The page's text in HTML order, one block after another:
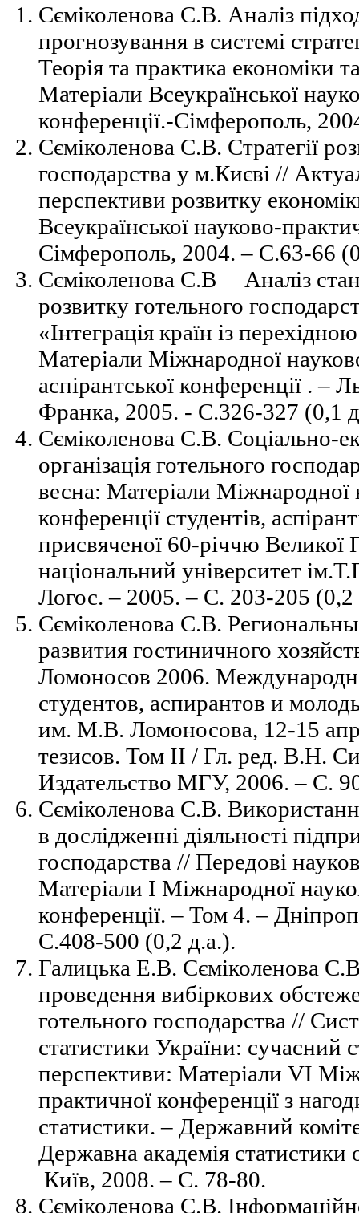
Сєміколенова С.В. Аналіз
прогнозування в системі
Теорія та практика економіки
Матеріали Всеукраїнської
конференції.-Сімферополь,
Сєміколенова С.В. Стратегії
господарства у м.Києві //
перспективи розвитку
Всеукраїнської науково-
Сімферополь, 2004. – С.63-66
Сєміколенова С.В Аналіз
розвитку готельного
«Інтеграція країн із
Матеріали Міжнародної
аспірантської конференції . –
Франка, 2005. - С.326-327 (0,1
Сєміколенова С.В. Соціально-
організація готельного
весна: Матеріали Міжнародної
конференції студентів,
присвяченої 60-річчю Великої
національний університет
Логос. – 2005. – С. 203-205 (0,2
Сєміколенова С.В.
развития гостиничного
Ломоносов 2006.
студентов, аспирантов и
им. М.В. Ломоносова, 12-15
тезисов. Том ІІ / Гл. ред. В.Н.
Издательство МГУ, 2006. – С.
Сєміколенова С.В.
в дослідженні діяльності
господарства // Передові
Матеріали І Міжнародної
конференції. – Том 4. –
С.408-500 (0,2 д.а.).
Галицька Е.В. Сєміколенова
проведення вибіркових
готельного господарства //
статистики України: сучасний
перспективи: Матеріали VІ
практичної конференції з
статистики. – Державний
Державна академія статистики
Київ, 2008. – С. 78-80.
Сєміколенова С.В.